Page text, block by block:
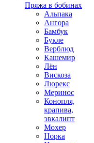
Пряжа в бобинах
Альпака
Ангора
Бамбук
Букле
Верблюд
Кашемир
Лён
Вискоза
Люрекс
Меринос
Конопля,
крапива,
эвкалипт
Мохер
Норка